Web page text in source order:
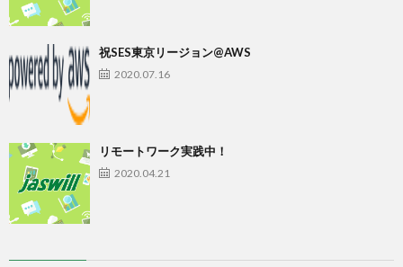
祝SES東京リージョン@AWS
2020.07.16
リモートワーク実践中！
2020.04.21